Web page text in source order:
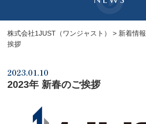
株式会社1JUST（ワンジャスト） > 新着情報
挨拶
2023.01.10
2023年 新春のご挨拶